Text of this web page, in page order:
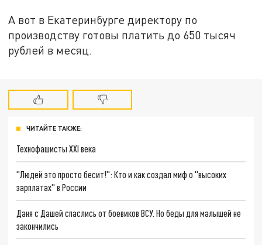
А вот в Екатеринбурге директору по
производству готовы платить до 650 тысяч
рублей в месяц.
ЧИТАЙТЕ ТАКЖЕ:
Технофашисты XXI века
"Людей это просто бесит!": Кто и как создал миф о "высоких
зарплатах" в России
Даня с Дашей спаслись от боевиков ВСУ. Но беды для малышей не
закончились